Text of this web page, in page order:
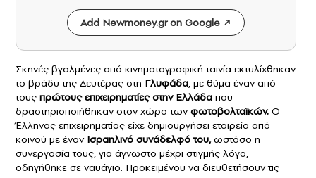
Add Newmoney.gr on Google
Σκηνές βγαλμένες από κινηματογραφική ταινία εκτυλίχθηκαν
το βράδυ της Δευτέρας στη Γλυφάδα, με θύμα έναν από
τους πρώτους επιχειρηματίες στην Ελλάδα που
δραστηριοποιήθηκαν στον χώρο τωνφωτοβολταϊκών. Ο
Έλληνας επιχειρηματίας είχε δημιουργήσει εταιρεία από
κοινού με ένανΙσραηλινό συνάδελφό του,ωστόσο η
συνεργασία τους, για άγνωστο μέχρι στιγμής λόγο,
οδηγήθηκε σε ναυάγιο. Προκειμένου να διευθετήσουν τις